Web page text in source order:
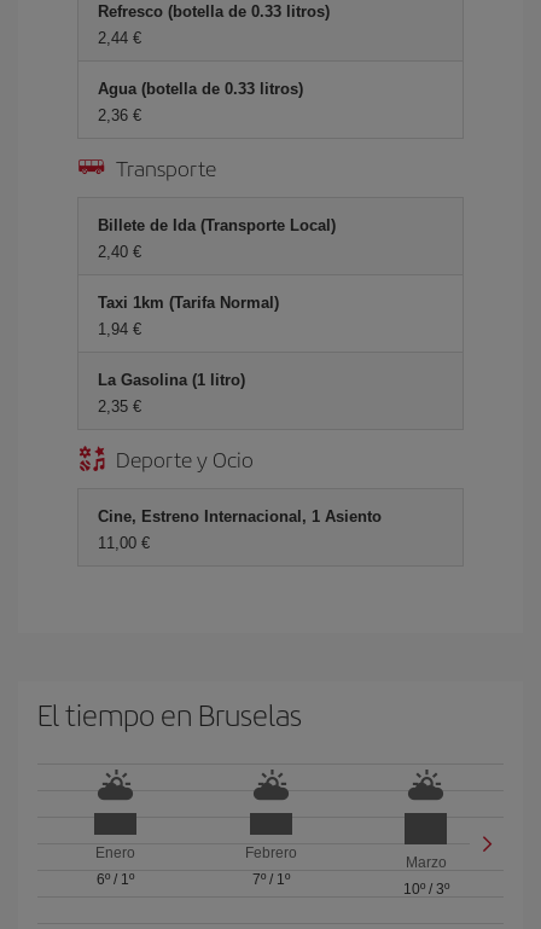
Refresco (botella de 0.33 litros)
2,44 €
Agua (botella de 0.33 litros)
2,36 €
Transporte
Billete de Ida (Transporte Local)
2,40 €
Taxi 1km (Tarifa Normal)
1,94 €
La Gasolina (1 litro)
2,35 €
Deporte y Ocio
Cine, Estreno Internacional, 1 Asiento
11,00 €
El tiempo en Bruselas
Enero
6º/ 1º
Febrero
7º/ 1º
Marzo
10º/ 3º